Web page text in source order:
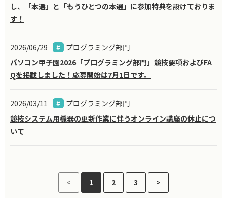
し、「本選」と「もうひとつの本選」に参加特典を設けておりま
す！
2026/06/29
プログラミング部門
パソコン甲子園2026「プログラミング部門」競技要項およびFA
Qを掲載しました！応募開始は7月1日です。
2026/03/11
プログラミング部門
競技システム用機器の更新作業に伴うオンライン講座の休止につ
いて
< 1 2 3 >